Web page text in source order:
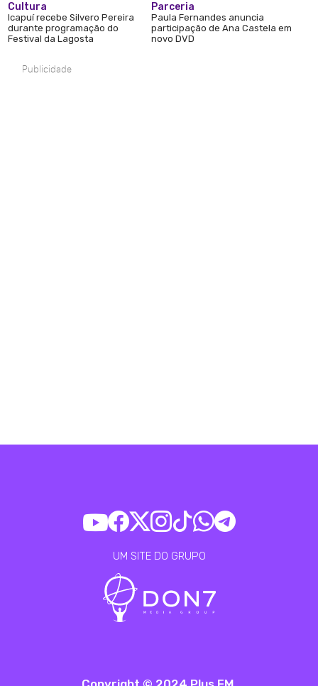
Cultura
Icapuí recebe Silvero Pereira
durante programação do
Festival da Lagosta
Parceria
Paula Fernandes anuncia
participação de Ana Castela em
novo DVD
Publicidade
UM SITE DO GRUPO